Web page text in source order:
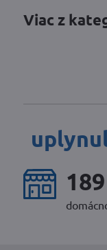
Viac z